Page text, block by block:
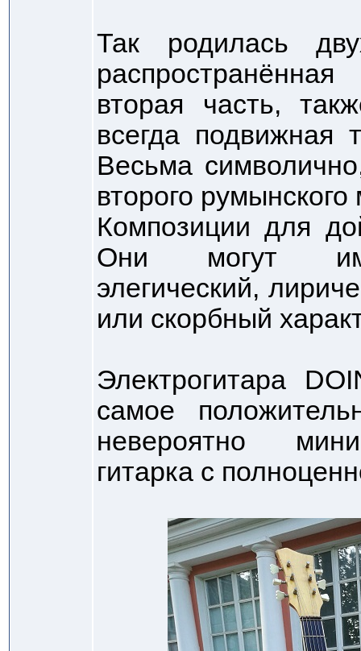
Так родилась
вторая часть,
всегда подвижная
Весьма
второго
Композиции для
Они могут
элегический,
или скорбный
Электрогитара
самое
невероятно
гитарка с